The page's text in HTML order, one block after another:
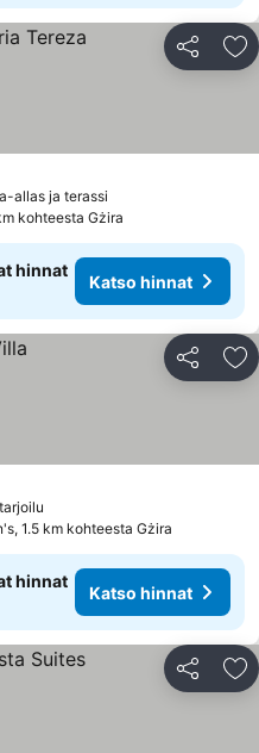
Jaa
allas ja terassi
kohteesta Gżira
hinnat
Katso hinnat
Jaa
1.5 km kohteesta Gżira
hinnat
Katso hinnat
Jaa